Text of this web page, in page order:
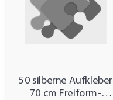
50 silberne Aufkleber
70 cm Freiform-